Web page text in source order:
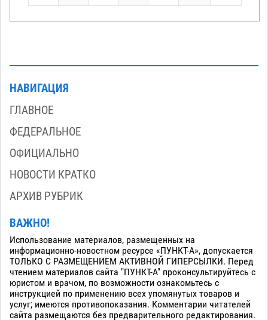
НАВИГАЦИЯ
ГЛАВНОЕ
ФЕДЕРАЛЬНОЕ
ОФИЦИАЛЬНО
НОВОСТИ КРАТКО
АРХИВ РУБРИК
ВАЖНО!
Использование материалов, размещенных на
информационно-новостном ресурсе «ПУНКТ-А», допускается
ТОЛЬКО С РАЗМЕЩЕНИЕМ АКТИВНОЙ ГИПЕРСЫЛКИ. Перед
чтением материалов сайта "ПУНКТ-А" проконсультируйтесь с
юристом и врачом, по возможности ознакомьтесь с
инструкцией по применению всех упомянутых товаров и
услуг; имеются противопоказания. Комментарии читателей
сайта размещаются без предварительного редактирования.